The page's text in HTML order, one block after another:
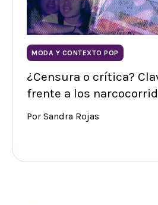
MODA Y CONTEXTO POP
¿Censura o crítica?
frente a los
Por Sandra Rojas